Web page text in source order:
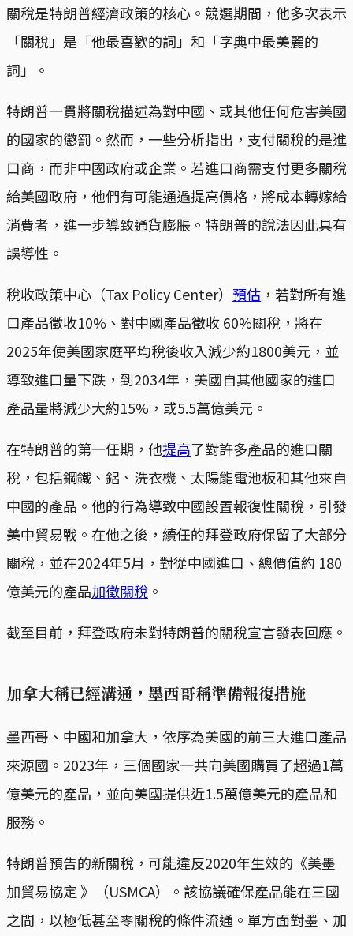
關稅是特朗普經濟政策的核心。競選期間，他多次表示
「關稅」是「他最喜歡的詞」和「字典中最美麗的
詞」。
特朗普一貫將關稅描述為對中國、或其他任何危害美國
的國家的懲罰。然而，一些分析指出，支付關稅的是進
口商，而非中國政府或企業。若進口商需支付更多關稅
給美國政府，他們有可能通過提高價格，將成本轉嫁給
消費者，進一步導致通貨膨脹。特朗普的說法因此具有
誤導性。
稅收政策中心（Tax Policy Center） 預估 ，若對所有進
口產品徵收10%、對中國產品徵收 60%關稅，將在
2025年使美國家庭平均稅後收入減少約1800美元，並
導致進口量下跌，到2034年，美國自其他國家的進口
產品量將減少大約15%，或5.5萬億美元。
在特朗普的第一任期，他提高了對許多產品的進口關
稅，包括鋼鐵、鋁、洗衣機、太陽能電池板和其他來自
中國的產品。他的行為導致中國設置報復性關稅，引發
美中貿易戰。在他之後，續任的拜登政府保留了大部分
關稅，並在2024年5月，對從中國進口、總價值約 180
億美元的產品加徵關稅 。
截至目前，拜登政府未對特朗普的關稅宣言發表回應。
加拿大稱已經溝通，墨西哥稱準備報復措施
墨西哥、中國和加拿大，依序為美國的前三大進口產品
來源國。2023年，三個國家一共向美國購買了超過1萬
億美元的產品，並向美國提供近1.5萬億美元的產品和
服務。
特朗普預告的新關稅，可能違反2020年生效的《美墨
加貿易協定 》（USMCA）。該協議確保產品能在三國
之間，以極低甚至零關稅的條件流通。單方面對墨、加